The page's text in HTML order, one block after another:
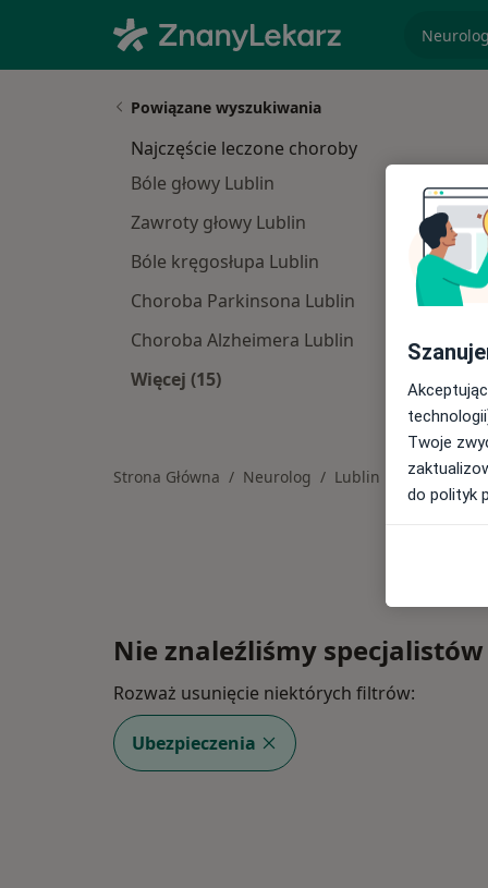
Powiązane wyszukiwania
Najczęście leczone choroby
Bóle głowy Lublin
Zawroty głowy Lublin
Bóle kręgosłupa Lublin
Choroba Parkinsona Lublin
Choroba Alzheimera Lublin
Więcej (15)
Więcej w kategorii: Najczęście
Strona Główna Neurolog Lublin Zmień miasto
Generali
Nie znaleźliśmy
Rozważ usunięcie niektórych filtrów:
Ubezpieczenia
Twoje
do polityk